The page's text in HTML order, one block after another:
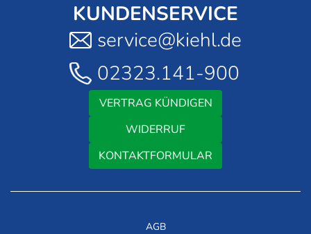
KUNDENSERVICE
service@kiehl.de
02323.141-900
VERTRAG KÜNDIGEN
WIDERRUF
KONTAKTFORMULAR
AGB